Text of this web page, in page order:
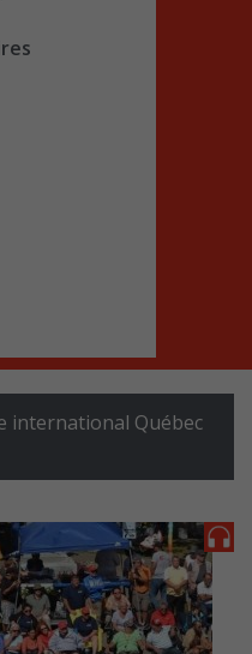
international Québec